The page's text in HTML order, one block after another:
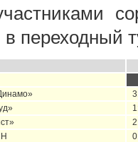
в переходный